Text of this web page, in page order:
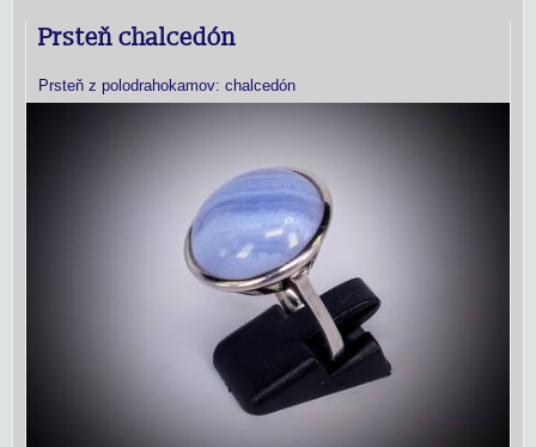
MriežkaZoznamTabuľka
Prsteň chalcedón
Prsteň z polodrahokamov: chalcedón